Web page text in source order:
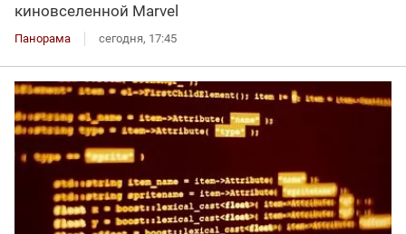
киновселенной Marvel
Панорама сегодня, 17:45